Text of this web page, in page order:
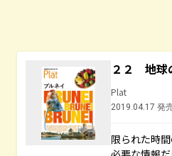
２２ 地球
Plat
2019.04.17 発
限られた時